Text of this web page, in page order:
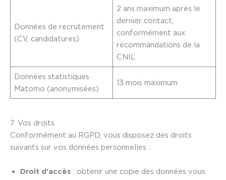
Données de recrutement
(CV, candidatures)
2 ans maximum après le
dernier contact,
conformément aux
recommandations de la
CNIL
Données statistiques
Matomo (anonymisées)
13 mois maximum
7. Vos droits
Conformément au RGPD, vous disposez des droits
suivants sur vos données personnelles :
Droit d’accès : obtenir une copie des données vous